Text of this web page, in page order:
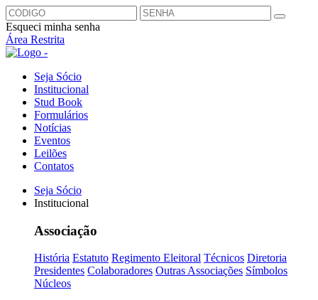
Esqueci minha senha
Área Restrita
Seja Sócio
Institucional
Stud Book
Formulários
Notícias
Eventos
Leilões
Contatos
Seja Sócio
Institucional
Associação
História Estatuto Regimento Eleitoral Técnicos Diretoria
Presidentes Colaboradores Outras Associações Símbolos
Núcleos